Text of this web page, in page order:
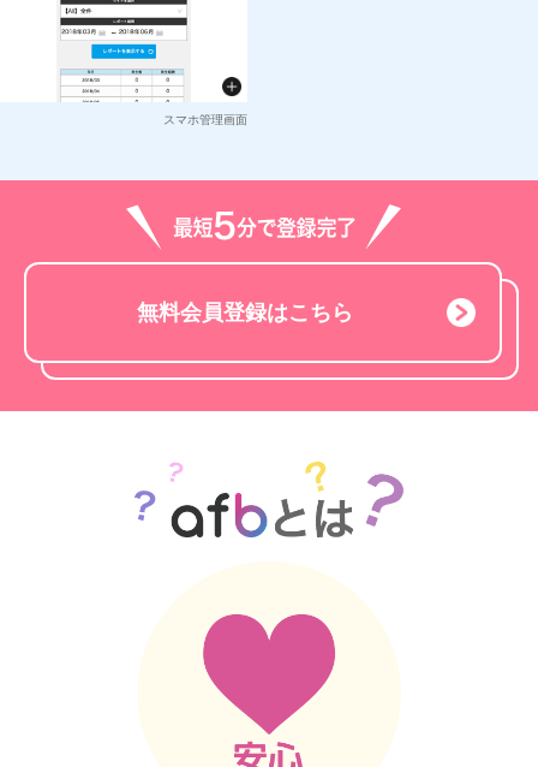
スマホ管理画面
無料会員登録はこちら